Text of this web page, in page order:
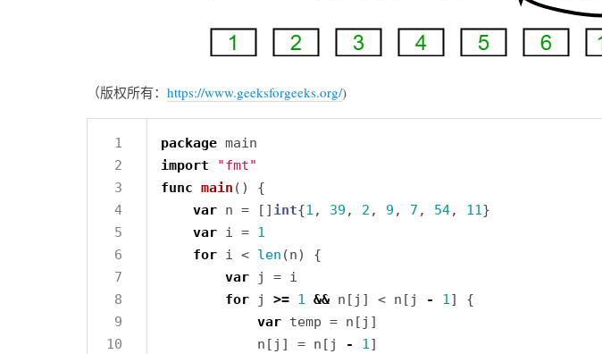
（版权所有： https://www.geeksforgeeks.org/)
package
import
"fmt"
func main
var n = [] int{1 , 39 , 2 , 9 , 7 , 54, 11
var i = 1
for i < len
var
for j >= 1 && n[j] < n[j - 1
var
            n[j] = n[j
- 1